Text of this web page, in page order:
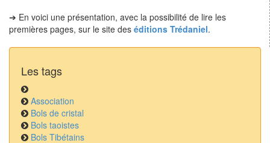
➔ En voici une présentation, avec la possibilité de lire les
premières pages, sur le site des éditions Trédaniel.
Les tags
Association
Bols de cristal
Bols taoistes
Bols Tibétains